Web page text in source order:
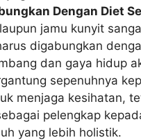
Dengan Diet
jamu kunyit
digabungkan
dan gaya hidup
sepenuhnya
menjaga kesihatan,
pelengkap
yang lebih holistik.